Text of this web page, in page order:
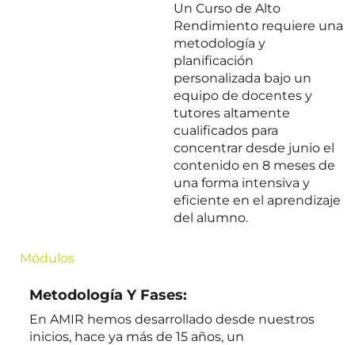
Un Curso de Alto
Rendimiento requiere una
metodología y
planificación
personalizada bajo un
equipo de docentes y
tutores altamente
cualificados para
concentrar desde junio el
contenido en 8 meses de
una forma intensiva y
eficiente en el aprendizaje
del alumno.
Módulos
Metodología Y Fases:
En AMIR hemos desarrollado desde nuestros
inicios, hace ya más de 15años, un